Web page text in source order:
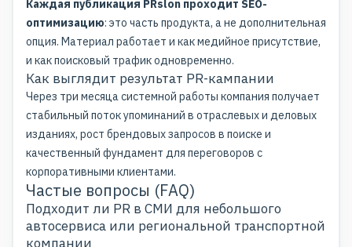
Каждая публикация PRslon проходит SEO-
оптимизацию: это часть продукта, а не дополнительная
опция. Материал работает и как медийное присутствие,
и как поисковый трафик одновременно.
Как выглядит результат PR-кампании
Через три месяца системной работы компания получает
стабильный поток упоминаний в отраслевых и деловых
изданиях, рост брендовых запросов в поиске и
качественный фундамент для переговоров с
корпоративными клиентами.
Частые вопросы (FAQ)
Подходит ли PR в СМИ для небольшого
автосервиса или региональной транспортной
компании